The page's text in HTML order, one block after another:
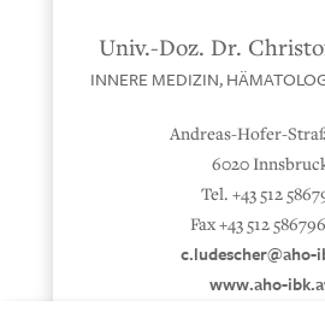
Univ.-Doz. Dr.
INNERE MEDIZIN,
Andreas-Hofer-
6020
Tel. +43 512
Fax +43 512
c.ludescher@aho-
www.aho-